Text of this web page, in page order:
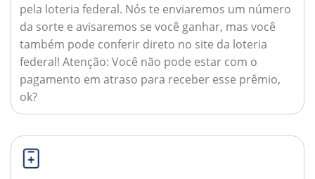
pela loteria federal. Nós te enviaremos um número
da sorte e avisaremos se você ganhar, mas você
também pode conferir direto no site da loteria
federal! Atenção: Você não pode estar com o
pagamento em atraso para receber esse prêmio,
ok?